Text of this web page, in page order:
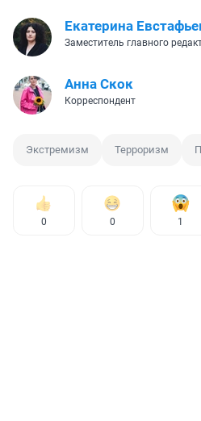
Екатерина
Заместитель главного
Анна Скок
Корреспондент
Экстремизм Терроризм
0 0 1